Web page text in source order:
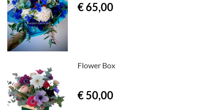
€ 65,00
Flower Box
€ 50,00